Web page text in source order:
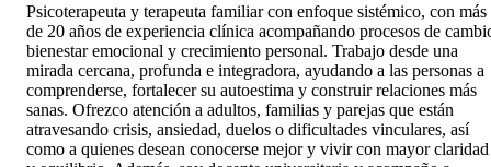
Psicoterapeuta y terapeuta familiar con enfoque sistémico, con más
de 20 años de experiencia clínica acompañando procesos de
bienestar emocional y crecimiento personal. Trabajo desde una
mirada cercana, profunda e integradora, ayudando a las personas a
comprenderse, fortalecer su autoestima y construir relaciones más
sanas. Ofrezco atención a adultos, familias y parejas que están
atravesando crisis, ansiedad, duelos o dificultades vinculares, así
como a quienes desean conocerse mejor y vivir con mayor claridad